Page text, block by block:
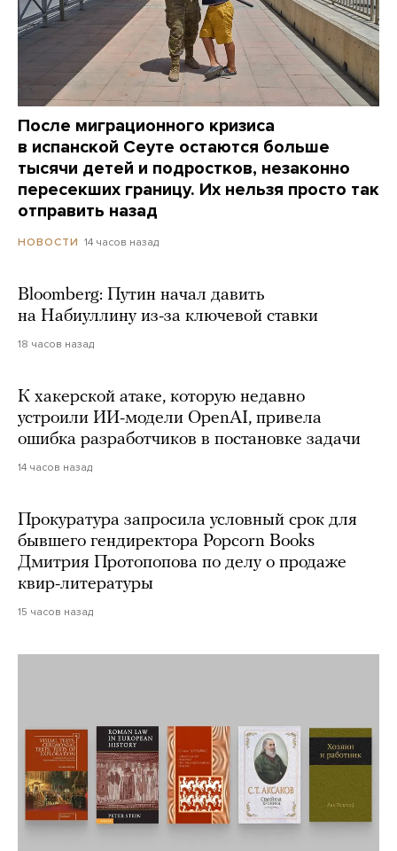
После миграционного кризиса
в испанской Сеуте остаются больше
тысячи детей и подростков, незаконно
пересекших границу. Их нельзя просто так
отправить назад
НОВОСТИ 14 часов назад
Bloomberg: Путин начал давить
на Набиуллину из-за ключевой ставки
18 часов назад
К хакерской атаке, которую недавно
устроили ИИ-модели OpenAI, привела
ошибка разработчиков в постановке задачи
14 часов назад
Прокуратура запросила условный срок для
бывшего гендиректора Popcorn Books
Дмитрия Протопопова по делу о продаже
квир-литературы
15 часов назад